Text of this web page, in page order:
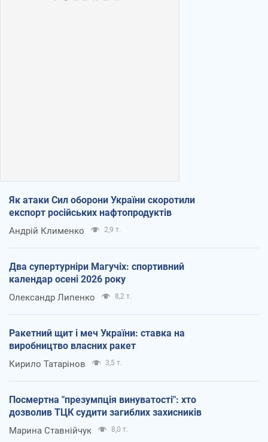
Як атаки Сил оборони України скоротили
експорт російських нафтопродуктів
Андрій Клименко 2,9 т.
Два супертурніри Магучіх: спортивний
календар осені 2026 року
Олександр Липенко 8,2 т.
Ракетний щит і меч України: ставка на
виробництво власних ракет
Кирило Татарінов 3,5 т.
Посмертна "презумпція винуватості": хто
дозволив ТЦК судити загиблих захисників
Марина Ставнійчук 8,0 т.